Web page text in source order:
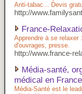
Anti-tabac... Devis
http://
France-
Apprendre à se
d'ouvrages, presse.
http://www.france-
Média-santé,
médical en France
Média-Santé est le